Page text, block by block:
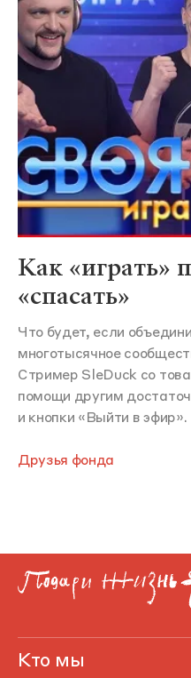
Как «играть»
«спасать»
Что будет, если
многотысячное
Стример SleDuck со
помощи другим
и кнопки «Выйти в эфир».
Друзья фонда
Кто мы